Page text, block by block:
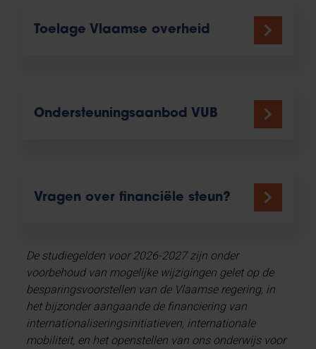
Toelage Vlaamse overheid
Ondersteuningsaanbod VUB
Vragen over financiële steun?
De studiegelden voor 2026-2027 zijn onder
voorbehoud van mogelijke wijzigingen gelet op de
besparingsvoorstellen van de Vlaamse regering, in
het bijzonder aangaande de financiering van
internationaliseringsinitiatieven, internationale
mobiliteit, en het openstellen van ons onderwijs voor